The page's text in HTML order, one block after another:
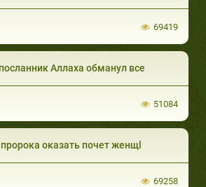
69419
Аллаха обманул все
51084
оказать почет женщl
69258